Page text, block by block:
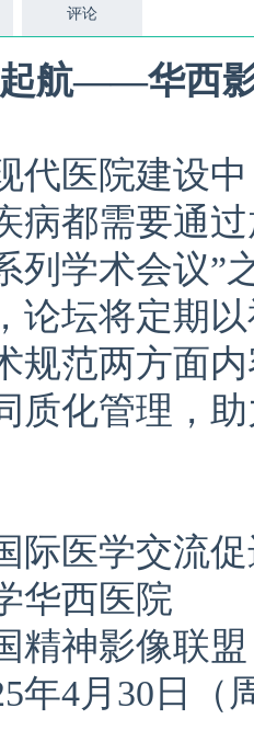
评论
航——华西
代医院建设
病都需要通
列学术会议”
论坛将定期
规范两方面
质化管理，
际医学交流
华西医院
精神影像联盟
年4月30日（